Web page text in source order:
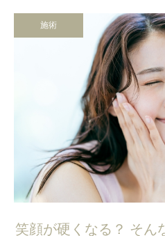
施術
笑顔が硬くなる？ そん